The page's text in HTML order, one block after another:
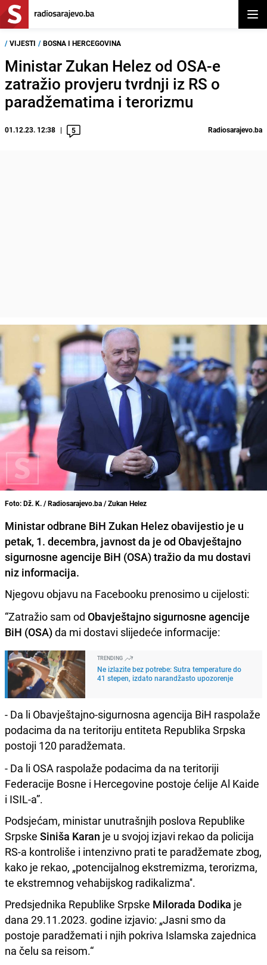
/ VIJESTI / BOSNA I HERCEGOVINA
Ministar Zukan Helez od OSA-e
zatražio provjeru tvrdnji iz RS o
paradžematima i terorizmu
01.12.23. 12:38 5 Radiosarajevo.ba
Foto: Dž. K. / Radiosarajevo.ba / Zukan Helez
Ministar odbrane BiH Zukan Helez obavijestio je u
petak, 1. decembra, javnost da je od Obavještajno
sigurnosne agencije BiH (OSA) tražio da mu dostavi
niz informacija.
Njegovu objavu na Facebooku prenosimo u cijelosti:
“Zatražio sam od Obavještajno sigurnosne agencije
BiH (OSA)da mi dostavi slijedeće informacije:
TRENDING
Ne izlazite bez potrebe: Sutra temperature do
41 stepen, izdato narandžasto upozorenje
- Da li Obavještajno-sigurnosna agencija BiH raspolaže
podacima da na teritoriju entiteta Republika Srpska
postoji 120 paradžemata.
- Da li OSA raspolaže podacima da na teritoriji
Federacije Bosne i Hercegovine postoje ćelije Al Kaide
i ISIL-a”.
Podsjećam, ministar unutrašnjih poslova Republike
Srpske Siniša Karan je u svojoj izjavi rekao da policija
RS-a kontroliše i intenzivno prati te paradžemate zbog,
kako je rekao, „potencijalnog ekstremizma, terorizma,
te ekstremnog vehabijskog radikalizma''.
Predsjednika Republike Srpske Milorada Dodika je
dana 29.11.2023. godine izjavio: „Jasni smo da
postoje paradžemati i njih pokriva Islamska zajednica
na čelu sa reisom.“